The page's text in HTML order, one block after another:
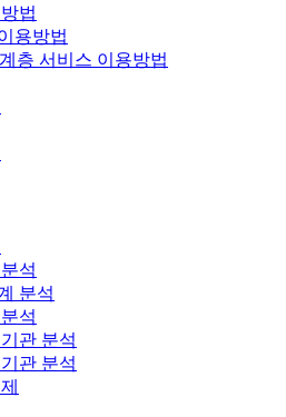
법
용방법
층 서비스 이용방법
석
분석
석
관 분석
관 분석